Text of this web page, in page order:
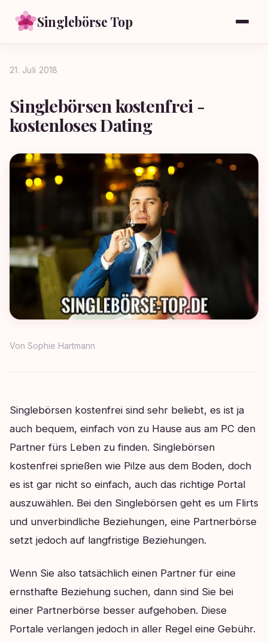
Singlebörse Top
21. Juli 2018
Singlebörsen kostenfrei -
kostenloses Dating
Von Sophie Hartmann
Singlebörsen kostenfrei sind sehr beliebt, es ist ja
auch bequem, einfach von zu Hause aus am PC den
Partner fürs Leben zu finden. Singlebörsen
kostenfrei sprießen wie Pilze aus dem Boden, doch
es ist gar nicht so einfach, auch das richtige Portal
auszuwählen. Bei den Singlebörsen geht es um Flirts
und unverbindliche Beziehungen, eine Partnerbörse
setzt jedoch auf langfristige Beziehungen.
Wenn Sie also tatsächlich einen Partner für eine
ernsthafte Beziehung suchen, dann sind Sie bei
einer Partnerbörse besser aufgehoben. Diese
Portale verlangen jedoch in aller Regel eine Gebühr.